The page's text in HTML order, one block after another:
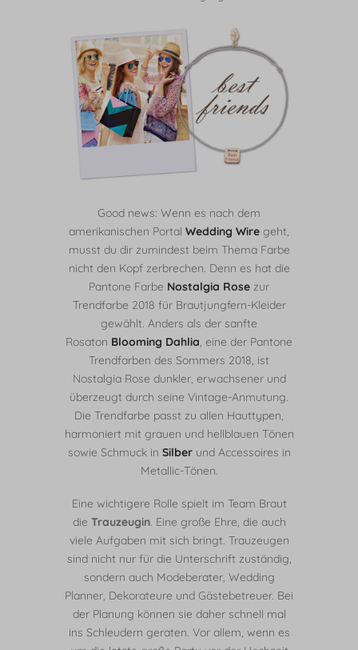
Good news: Wenn es nach dem
amerikanischen Portal Wedding Wire geht,
musst du dir zumindest beim Thema Farbe
nicht den Kopf zerbrechen. Denn es hat die
Pantone Farbe Nostalgia Rose zur
Trendfarbe 2018 für Brautjungfern-Kleider
gewählt. Anders als der sanfte
Rosaton Blooming Dahlia, eine der Pantone
Trendfarben des Sommers 2018, ist
Nostalgia Rose dunkler, erwachsener und
überzeugt durch seine Vintage-Anmutung.
Die Trendfarbe passt zu allen Hauttypen,
harmoniert mit grauen und hellblauen Tönen
sowie Schmuck in Silberund Accessoires in
Metallic-Tönen.
Eine wichtigere Rolle spielt im Team Braut
die Trauzeugin. Eine große Ehre, die auch
viele Aufgaben mit sich bringt. Trauzeugen
sind nicht nur für die Unterschrift zuständig,
sondern auch Modeberater, Wedding
Planner, Dekorateure und Gästebetreuer. Bei
der Planung können sie daher schnell mal
ins Schleudern geraten. Vor allem, wenn es